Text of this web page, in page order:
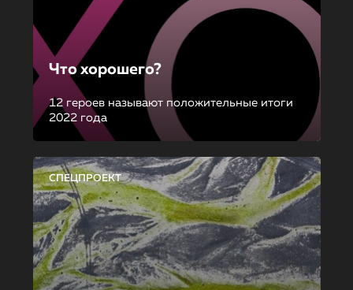
Что хорошего?
12 героев называют положительные итоги
2022 года
СПЕЦПРОЕКТ